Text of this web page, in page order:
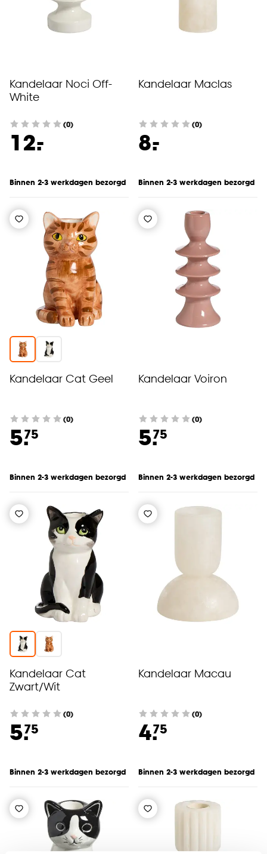
Kandelaar Noci Off-
White
(0)
12.
-
Binnen 2-3 werkdagen bezorgd
Kandelaar Maclas
(0)
8.
-
Binnen 2-3 werkdagen bezorgd
Kandelaar Cat Geel
(0)
5.75
Binnen 2-3 werkdagen bezorgd
Kandelaar Voiron
(0)
5.75
Binnen 2-3 werkdagen bezorgd
Kandelaar Cat
Zwart/Wit
(0)
5.75
Binnen 2-3 werkdagen bezorgd
Kandelaar Macau
(0)
4.75
Binnen 2-3 werkdagen bezorgd